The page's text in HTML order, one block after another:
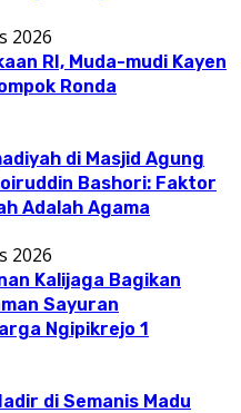
2026
RI, Muda-mudi Kayen
Ronda
di Masjid Agung
Bashori: Faktor
Adalah Agama
2026
Kalijaga Bagikan
Sayuran
Ngipikrejo 1
di Semanis Madu